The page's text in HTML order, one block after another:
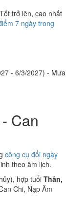
trở lên, cao nhất
7 ngày trong
- 6/3/2027) - Mưa
Can
công cụ đổi ngày
theo âm lịch.
hợp tuổi Thân,
Chi, Nạp Âm